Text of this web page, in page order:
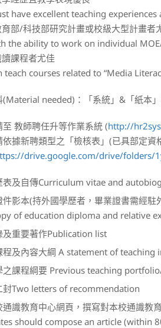
have excellent teaching
部/科技部研究計畫或校級大型計畫者
the ability to work on individual
課程者尤佳
teach courses related to “Media
(Material needed)：「系統」&「紙本」
教師聘任升等作業系統 (http://
據新聘類型之「檢核表」(已具部定
drive.google.com/drive/folders/
表及自傳Curriculum vitae and
件影本(持外國學歷者，畢業證書需經駐
of education diploma and relative
及重要著作Publication list
程及內容大綱 A statement of
之課程綱要 Previous teaching
封Two letters of recommendation
通識教育中心網頁，撰寫對本校通識教
should compose an article (within